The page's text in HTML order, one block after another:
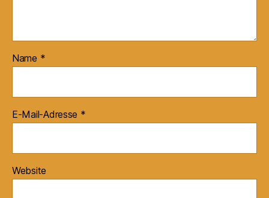
Name *
E-Mail-Adresse *
Website